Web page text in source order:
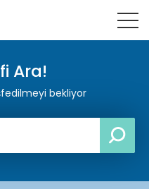
Ara!
bekliyor